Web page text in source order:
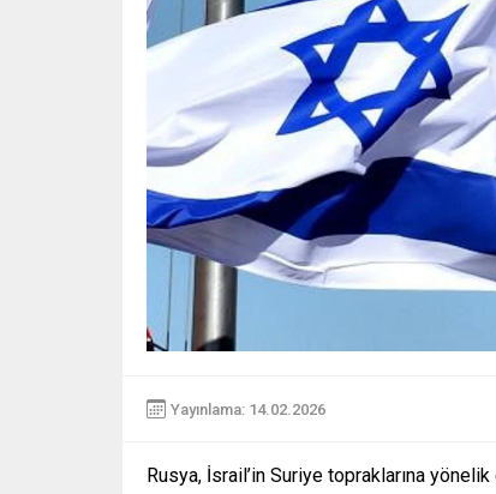
Yayınlama: 14.02.2026
Rusya, İsrail’in Suriye topraklarına